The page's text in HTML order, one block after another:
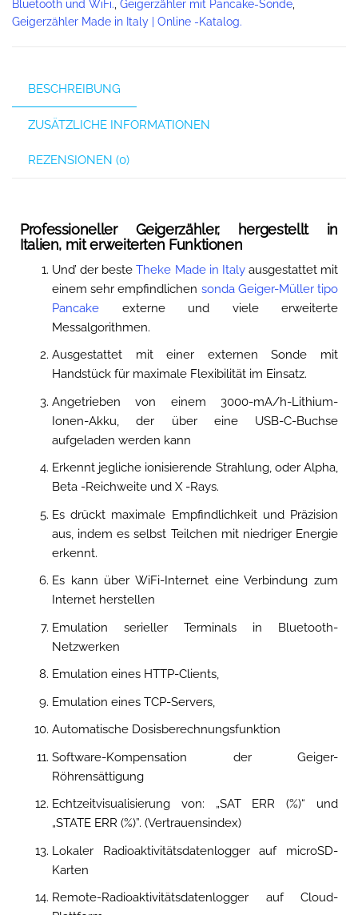
Bluetooth und WiFi. Geigerzähler mit Pancake-Sonde
Geigerzähler Made in Italy | Online -Katalog.
BESCHREIBUNG
ZUSÄTZLICHE INFORMATIONEN
REZENSIONEN (0)
Professioneller Geigerzähler, hergestellt in
Italien, mit erweiterten Funktionen
Und’ der besteTheke Made in Italyausgestattet mit
einem sehr empfindlichen sonda Geiger-Müller tipo
Pancake externe und viele erweiterte
Messalgorithmen.
Ausgestattet mit einer externen Sonde mit
Handstück für maximale Flexibilität im Einsatz.
Angetrieben von einem 3000-mA/h-Lithium-
Ionen-Akku, der über eine USB-C-Buchse
aufgeladen werden kann
Erkennt jegliche ionisierende Strahlung, oder Alpha,
Beta -Reichweite und X -Rays.
Es drückt maximale Empfindlichkeit und Präzision
aus, indem es selbst Teilchen mit niedriger Energie
erkennt.
Es kann über WiFi-Internet eine Verbindung zum
Internet herstellen
Emulation serieller Terminals in Bluetooth-
Netzwerken
Emulation eines HTTP-Clients,
Emulation eines TCP-Servers,
Automatische Dosisberechnungsfunktion
Software-Kompensation der Geiger-
Röhrensättigung
Echtzeitvisualisierung von: „SAT ERR (%)“ und
„STATE ERR (%)”. (Vertrauensindex)
Lokaler Radioaktivitätsdatenlogger auf microSD-
Karten
Remote-Radioaktivitätsdatenlogger auf Cloud-